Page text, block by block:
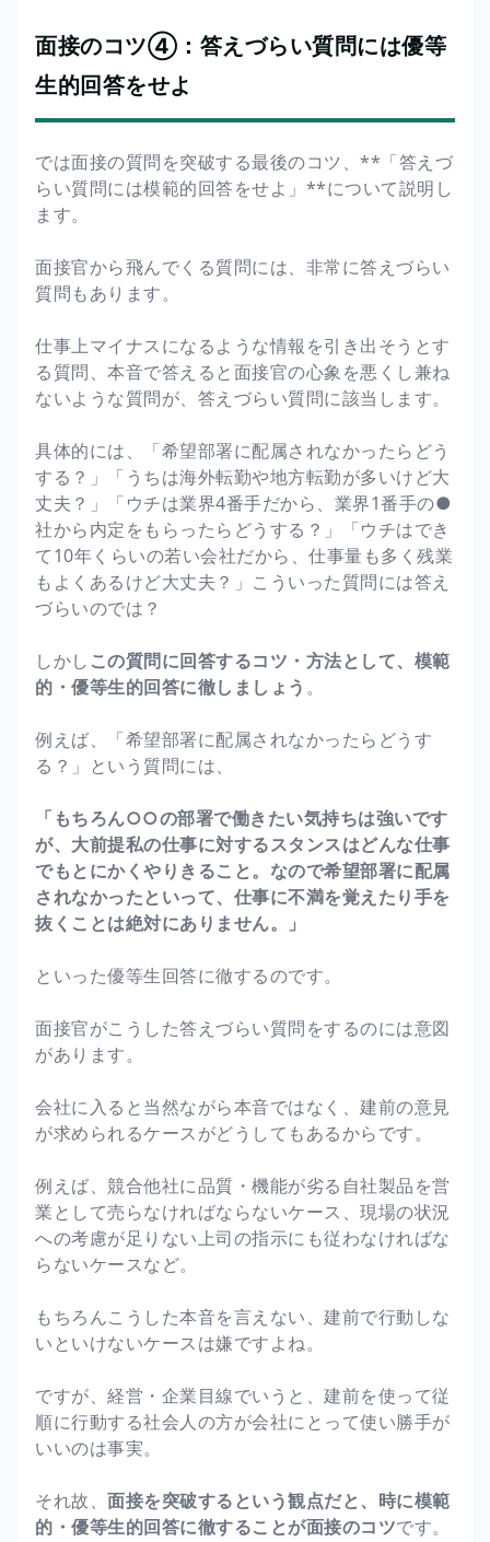
面接のコツ④：答えづらい質問には優等
生的回答をせよ
では面接の質問を突破する最後のコツ、**「答えづ
らい質問には模範的回答をせよ」**について説明し
ます。
面接官から飛んでくる質問には、非常に答えづらい
質問もあります。
仕事上マイナスになるような情報を引き出そうとす
る質問、本音で答えると面接官の心象を悪くし兼ね
ないような質問が、答えづらい質問に該当します。
具体的には、「希望部署に配属されなかったらどう
する？」「うちは海外転勤や地方転勤が多いけど大
丈夫？」「ウチは業界4番手だから、業界1番手の●
社から内定をもらったらどうする？」「ウチはでき
て10年くらいの若い会社だから、仕事量も多く残業
もよくあるけど大丈夫？」こういった質問には答え
づらいのでは？
しかし この質問に回答するコツ・方法として、模範
的・優等生的回答に徹しましょう 。
例えば、「希望部署に配属されなかったらどうす
る？」という質問には、
「もちろん○○の部署で働きたい気持ちは強いです
が、大前提私の仕事に対するスタンスはどんな仕事
でもとにかくやりきること。なので希望部署に配属
されなかったといって、仕事に不満を覚えたり手を
抜くことは絶対にありません。」
といった優等生回答に徹するのです。
面接官がこうした答えづらい質問をするのには意図
があります。
会社に入ると当然ながら本音ではなく、建前の意見
が求められるケースがどうしてもあるからです。
例えば、競合他社に品質・機能が劣る自社製品を営
業として売らなければならないケース、現場の状況
への考慮が足りない上司の指示にも従わなければな
らないケースなど。
もちろんこうした本音を言えない、建前で行動しな
いといけないケースは嫌ですよね。
ですが、経営・企業目線でいうと、建前を使って従
順に行動する社会人の方が会社にとって使い勝手が
いいのは事実。
それ故、 面接を突破するという観点だと、時に模範
的・優等生的回答に徹することが面接のコツです。